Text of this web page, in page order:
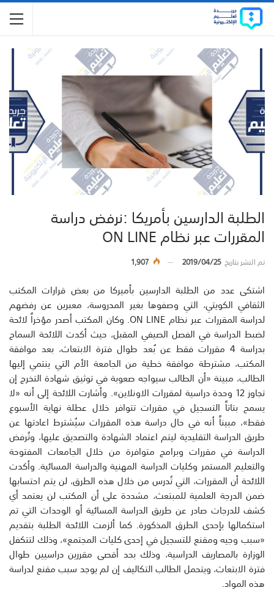
الطلبة الدارسين بأمريكا :نرفض دراسة
المقررات عبر نظام ON LINE
تم النشر بتاريخ2019/04/25
1,907
اشتكى عدد من الطلبة الدارسين بأميركا من بعض قرارات المكتب
الثقافي الكويتي، التي وصفوها بغير المدروسة، معبرين عن رفضهم
لدراسة المقررات عبر نظام ON LINE. وكان المكتب أصدر مؤخراً لائحة
لضبط الدراسة في الفصل الصيفي المقبل، حيث أكدت اللائحة السماح
بدراسة 4 مقررات فقط عن بُعد طوال فترة الابتعاث، بعد موافقة
المكتب، مشترطة موافقة خطية من الجامعة الأم التي ينتمي إليها
الطالب، مبينة «أن الطالب سيواجه صعوبة في توثيق شهادة التخرج إن
تجاوز 12 وحدة دراسية لمقررات الاونلاين». وأشارت اللائحة إلى أنه «لا
يسمح بتاتاً التسجيل في مقررات تتوافر خلال عطلة نهاية الأسبوع
فقط»، مبيناً أنه في حال دراسة هذه المقررات سيُشترط اعادتها عن
طريق الدراسة التقليدية ليتم اعتماد الشهادة والتصديق عليها، وتُرفض
الدراسة في مقررات وبرامج متوافرة من خلال الجامعات المفتوحة
والتعليم المستمر وكليات الدراسة المهنية والدراسة المسائية. وأكدت
اللائحة أن المقررات، التي تُدرس من خلال هذه الطرق، لن يتم احتسابها
ضمن الدرجة العلمية للمبتعث، مشددة على أن المكتب لن يعتمد أي
كشف للدرجات صادر عن طريق الدراسة المسائية أو الوحدات التي تم
استكمالها بإحدى الطرق المذكورة. كما ألزمت اللائحة الطلبة بتقديم
«سبب وجيه ومقنع للتسجيل في إحدى كليات المجتمع»، وذلك لتتكفل
الوزارة بالمصاريف الدراسية، وذلك بحد أقصى مقررين دراسيين طوال
فترة الابتعاث، ويتحمل الطالب التكاليف إن لم يوجد سبب مقنع لدراسة
هذه المواد.